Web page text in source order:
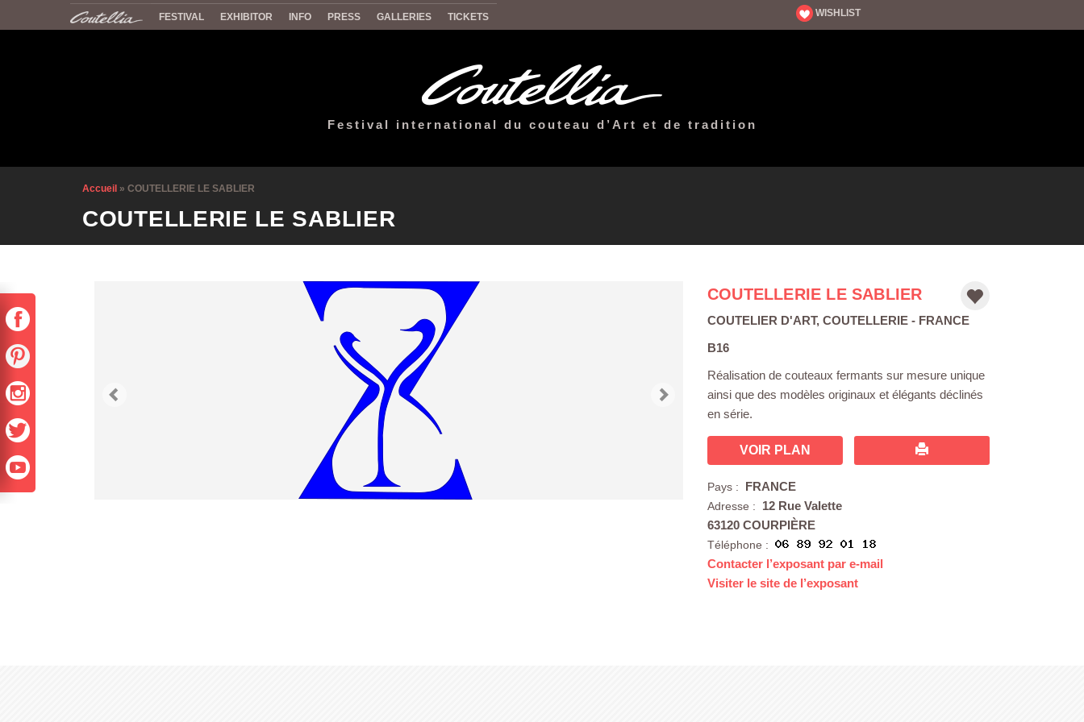
FESTIVAL EXHIBITOR INFO PRESS GALLERIES TICKETS WISHLIST
Festival international du couteau d’Art et de tradition
Accueil » COUTELLERIE LE SABLIER
COUTELLERIE LE SABLIER
COUTELLERIE LE SABLIER
COUTELIER D'ART, COUTELLERIE - FRANCE
B16
Réalisation de couteaux fermants sur mesure unique
ainsi que des modèles originaux et élégants déclinés
en série.
VOIR PLAN
Pays : FRANCE
Adresse :
12 Rue Valette
63120 COURPIÈRE
Téléphone :
Contacter l’exposant par e-mail
Visiter le site de l’exposant